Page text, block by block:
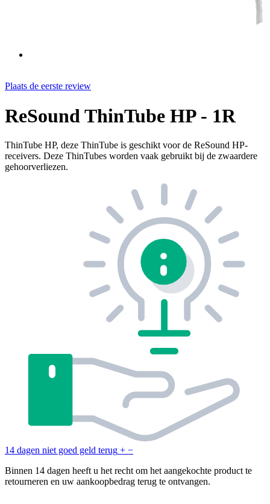
Plaats de eerste review
ReSound ThinTube HP - 1R
ThinTube HP, deze ThinTube is geschikt voor de ReSound HP-
receivers. Deze ThinTubes worden vaak gebruikt bij de zwaardere
gehoorverliezen.
14 dagen niet goed geld terug + −
Binnen 14 dagen heeft u het recht om het aangekochte product te
retourneren en uw aankoopbedrag terug te ontvangen.